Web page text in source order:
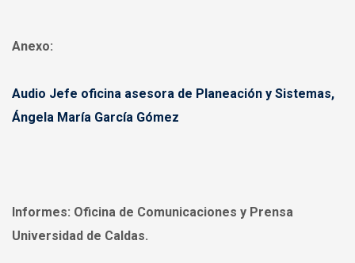
Anexo:
Audio Jefe oficina asesora de Planeación y Sistemas,
Ángela María García Gómez
Informes: Oficina de Comunicaciones y Prensa
Universidad de Caldas.